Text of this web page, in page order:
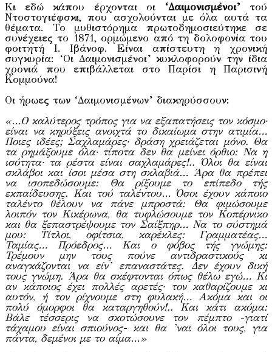
Κι εδώ κάπου έρχονται οι
‘Δαιμονισμένοι’τού
Ντοστογιέφσκι, που ασχολούνται με όλα αυτά τα
θέματα. Το μυθιστόρημα πρωτοδημοσιεύτηκε σε
συνέχειες το 1871, ορμώμενο από τη δολοφονία του
φοιτητή Ι. Ιβάνοφ. Είναι απίστευτη η χρονική
συγκυρία: ‘Οι Δαιμονισμένοι’ κυκλοφορούν την ίδια
χρονιά που επιβάλλεται στο Παρίσι η Παρισινή
Κομμούνα!
Οι ήρωες των ‘Δαιμονισμένων’ διακηρύσσουν:
«…Ο καλύτερος τρόπος για να εξαπατήσεις τον κόσμο·
είναι να κηρύξεις ανοιχτά το δικαίωμα στην ατιμία…
Ποιες ιδέες; Σαχλαμάρες· δράση χρειάζεται μόνο. Θα
τα ρημάξουμε όλα· τίποτα δεν θα μείνει όρθιο: Να η
ισότητα· τα ρέστα είναι σαχλαμάρες!.. Όλοι θα είναι
σκλάβοι και ίσοι μέσα στη σκλαβιά… Άρα θα πρέπει
να ισοπεδώσουμε: Θα ρίξουμε το επίπεδο τής
εκπαίδευσης. Και τού ταλέντου… Όσοι έχουν κάποιο
ταλέντο θέλουν να πάνε μπροστά: Θα φιμώσουμε
λοιπόν τον Κικέρωνα, θα τυφλώσουμε τον Κοπέρνικο
και θα ξεπαστρέψουμε τον Σαίξπηρ… Να το σύστημά
μου: Τίτλοι, οφίτσια, καρέκλες: Γραμματέας…
Ταμίας… Πρόεδρος… Και ο φόβος τής γνώμης:
Τρέμουν μην τους πούνε αντιδραστικούς κι
αναγκάζονται να είν’ επαναστάτες. Δεν έχουν δική
τους γνώμη. Άρα θα σκέφτονται όπως θέλω εγώ… Κι
αν κάποιος έχει πολλές αρετές· τον καθαρίζουμε κι
αυτόν, ή τον ρίχνουμε στη φυλακή… Ακόμα και οι
πολύ όμορφοι θα καταργηθούν!.. Και κάτι ακόμα:
Βάλε τέσσερις να σκοτώσουνε τον πέμπτο -γιατί
τάχαμου είναι σπιούνος- και θα ’ναι όλοι τους, για
πάντα, δεμένοι με το αίμα…»